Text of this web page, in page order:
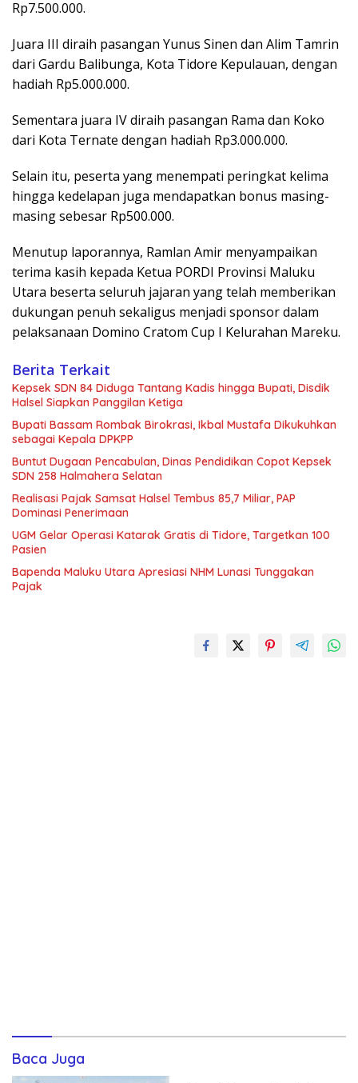
Rp7.500.000.
Juara III diraih pasangan Yunus Sinen dan Alim Tamrin
dari Gardu Balibunga, Kota Tidore Kepulauan, dengan
hadiah Rp5.000.000.
Sementara juara IV diraih pasangan Rama dan Koko
dari Kota Ternate dengan hadiah Rp3.000.000.
Selain itu, peserta yang menempati peringkat kelima
hingga kedelapan juga mendapatkan bonus masing-
masing sebesar Rp500.000.
Menutup laporannya, Ramlan Amir menyampaikan
terima kasih kepada Ketua PORDI Provinsi Maluku
Utara beserta seluruh jajaran yang telah memberikan
dukungan penuh sekaligus menjadi sponsor dalam
pelaksanaan Domino Cratom Cup I Kelurahan Mareku.
Berita Terkait
Kepsek SDN 84 Diduga Tantang Kadis hingga Bupati, Disdik
Halsel Siapkan Panggilan Ketiga
Bupati Bassam Rombak Birokrasi, Ikbal Mustafa Dikukuhkan
sebagai Kepala DPKPP
Buntut Dugaan Pencabulan, Dinas Pendidikan Copot Kepsek
SDN 258 Halmahera Selatan
Realisasi Pajak Samsat Halsel Tembus 85,7 Miliar, PAP
Dominasi Penerimaan
UGM Gelar Operasi Katarak Gratis di Tidore, Targetkan 100
Pasien
Bapenda Maluku Utara Apresiasi NHM Lunasi Tunggakan
Pajak
Baca Juga